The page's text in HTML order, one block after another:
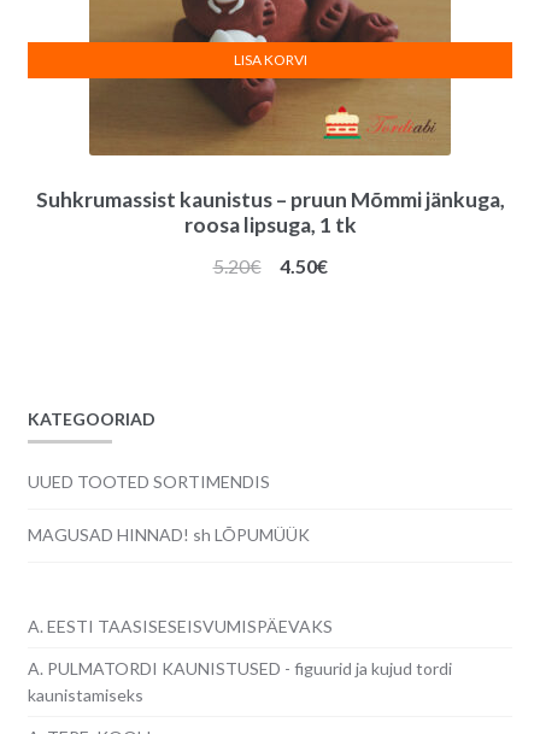
Suhkrumassist kaunistus – pruun Mõmmi jänkuga,
roosa lipsuga, 1 tk
5.20€
Algne
4.50€Praegune
LISA KORVI
KATEGOORIAD
UUED TOOTED SORTIMENDIS
MAGUSAD HINNAD! sh LÕPUMÜÜK
A. EESTI TAASISESEISVUMISPÄEVAKS
A. PULMATORDI KAUNISTUSED - figuurid ja kujud tordi
kaunistamiseks